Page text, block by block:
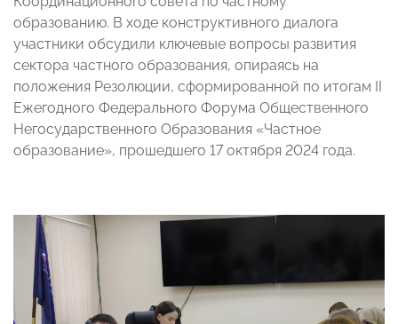
образованию. В ходе конструктивного диалога
участники обсудили ключевые вопросы развития
сектора частного образования, опираясь на
положения Резолюции, сформированной по итогам II
Ежегодного Федерального Форума Общественного
Негосударственного Образования «Частное
образование», прошедшего 17 октября 2024 года.